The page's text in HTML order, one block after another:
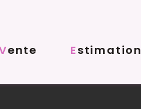
Vente
Estimation